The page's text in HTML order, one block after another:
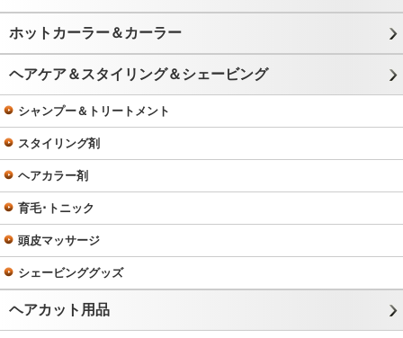
ホットカーラー＆カーラー
ヘアケア＆スタイリング＆シェービング
シャンプー＆トリートメント
スタイリング剤
ヘアカラー剤
育毛･トニック
頭皮マッサージ
シェービンググッズ
ヘアカット用品